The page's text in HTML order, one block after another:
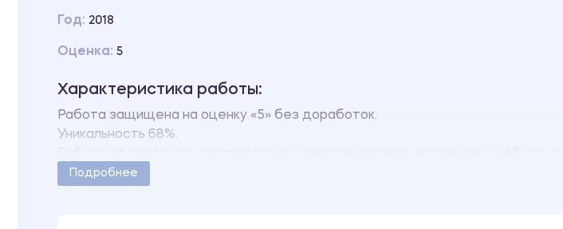
Год: 2018
Оценка: 5
Характеристика работы:
Работа защищена на оценку «5» без доработок.
Уникальность 68%.
Количество страниц - 28.
Подробнее